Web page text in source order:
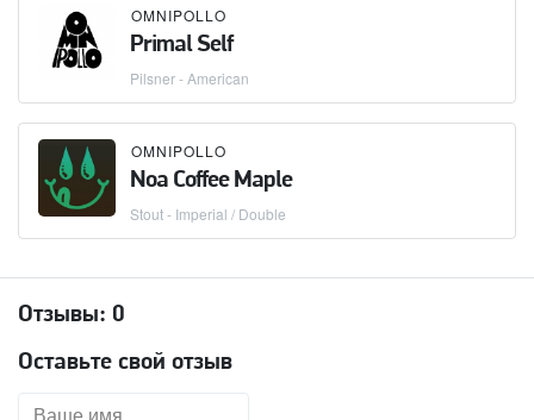
OMNIPOLLO
Primal Self
Pilsner - American
OMNIPOLLO
Noa Coffee Maple
Stout - Imperial / Double
Отзывы: 0
Оставьте свой отзыв